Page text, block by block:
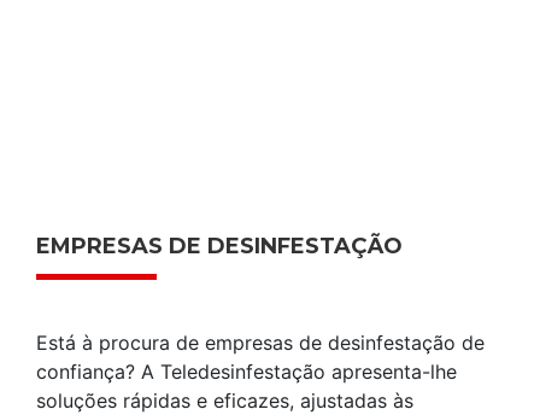
EMPRESAS DE DESINFESTAÇÃO
Está à procura de empresas de desinfestação de
confiança? A Teledesinfestação apresenta-lhe
soluções rápidas e eficazes, ajustadas às